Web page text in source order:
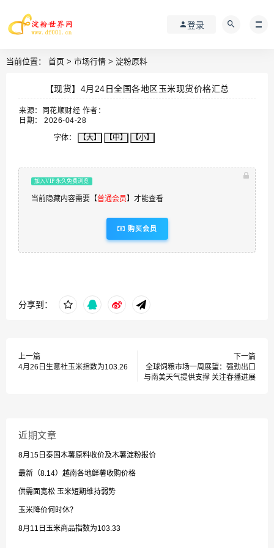
登录
当前位置： 首页 > 市场行情 > 淀粉原料
【现货】4月24日全国各地区玉米现货价格汇总
来源：同花顺财经 作者：
日期： 2026-04-28
字体：
【大】 【中】 【小】
加入VIP 永久免费浏览
当前隐藏内容需要【普通会员】才能查看
购买会员
分享到：
上一篇
4月26日生意社玉米指数为103.26
下一篇
全球饲粮市场一周展望：强劲出口
与南美天气提供支撑 关注春播进展
近期文章
8月15日泰国木薯原料收价及木薯淀粉报价
最新（8.14）越南各地鲜薯收购价格
供需面宽松 玉米短期维持弱势
玉米降价何时休？
8月11日玉米商品指数为103.33